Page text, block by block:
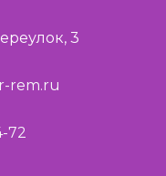
3
rem.ru
72